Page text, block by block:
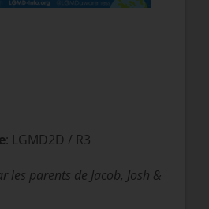
: LGMD2D / R3
les parents de Jacob, Josh &